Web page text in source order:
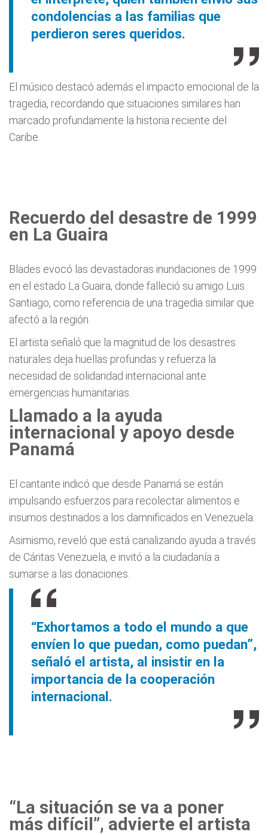
condolencias a las familias que
perdieron seres queridos.
El músico destacó además el impacto emocional de la
tragedia, recordando que situaciones similares han
marcado profundamente la historia reciente del
Caribe.
Recuerdo del desastre de 1999
en La Guaira
Blades evocó las devastadoras inundaciones de 1999
en el estado La Guaira, donde falleció su amigo Luis
Santiago, como referencia de una tragedia similar que
afectó a la región.
El artista señaló que la magnitud de los desastres
naturales deja huellas profundas y refuerza la
necesidad de solidaridad internacional ante
emergencias humanitarias.
Llamado a la ayuda
internacional y apoyo desde
Panamá
El cantante indicó que desde Panamá se están
impulsando esfuerzos para recolectar alimentos e
insumos destinados a los damnificados en Venezuela.
Asimismo, reveló que está canalizando ayuda a través
de Cáritas Venezuela, e invitó a la ciudadanía a
sumarse a las donaciones.
“Exhortamos a todo el mundo a que
envíen lo que puedan, como puedan”,
señaló el artista, al insistir en la
importancia de la cooperación
internacional.
“La situación se va a poner
más difícil”, advierte el artista